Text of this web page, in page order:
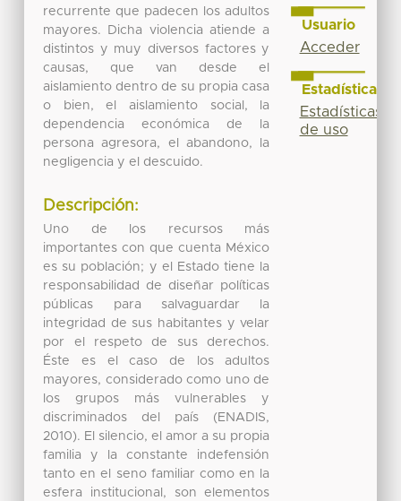
recurrente que padecen los adultos
mayores. Dicha violencia atiende a
distintos y muy diversos factores y
causas, que van desde el
aislamiento dentro de su propia casa
o bien, el aislamiento social, la
dependencia económica de la
persona agresora, el abandono, la
negligencia y el descuido.
Descripción:
Uno de los recursos más
importantes con que cuenta México
es su población; y el Estado tiene la
responsabilidad de diseñar políticas
públicas para salvaguardar la
integridad de sus habitantes y velar
por el respeto de sus derechos.
Éste es el caso de los adultos
mayores, considerado como uno de
los grupos más vulnerables y
discriminados del país (ENADIS,
2010). El silencio, el amor a su propia
familia y la constante indefensión
tanto en el seno familiar como en la
esfera institucional, son elementos
Usuario
Acceder
Estadísticas
Estadísticas
de uso